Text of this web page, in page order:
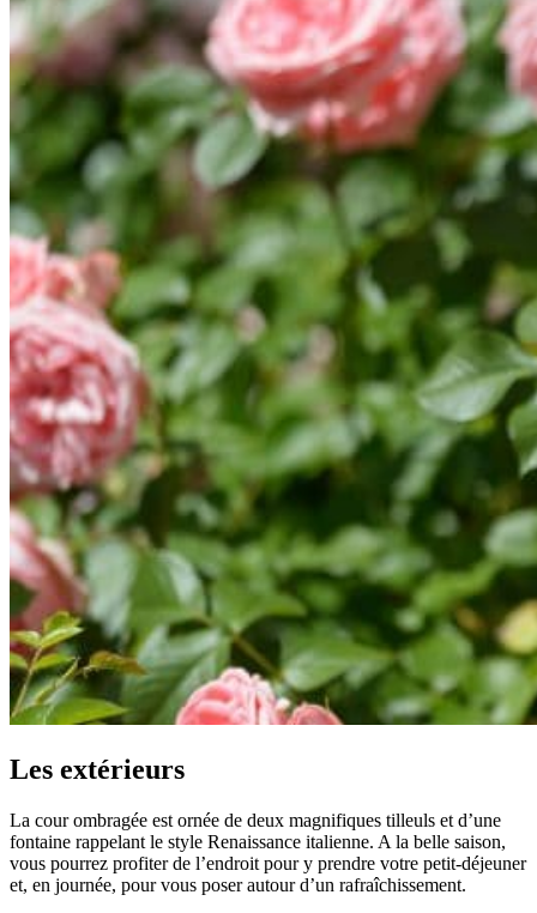
Les extérieurs
La cour ombragée est ornée de deux magnifiques tilleuls et d’une
fontaine rappelant le style Renaissance italienne. A la belle saison,
vous pourrez profiter de l’endroit pour y prendre votre petit-déjeuner
et, en journée, pour vous poser autour d’un rafraîchissement.